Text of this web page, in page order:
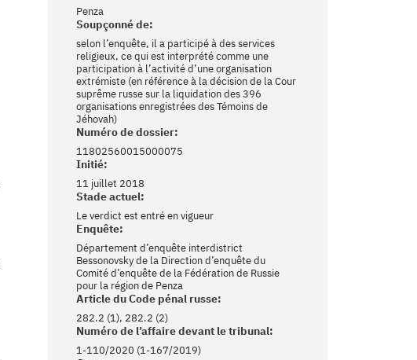
Penza
Soupçonné de:
selon l’enquête, il a participé à des services
religieux, ce qui est interprété comme une
participation à l’activité d’une organisation
extrémiste (en référence à la décision de la Cour
suprême russe sur la liquidation des 396
organisations enregistrées des Témoins de
Jéhovah)
Numéro de dossier:
11802560015000075
Initié:
11 juillet 2018
Stade actuel:
Le verdict est entré en vigueur
Enquête:
Département d’enquête interdistrict
Bessonovsky de la Direction d’enquête du
Comité d’enquête de la Fédération de Russie
pour la région de Penza
Article du Code pénal russe:
282.2 (1), 282.2 (2)
Numéro de l’affaire devant le tribunal:
1-110/2020 (1-167/2019)